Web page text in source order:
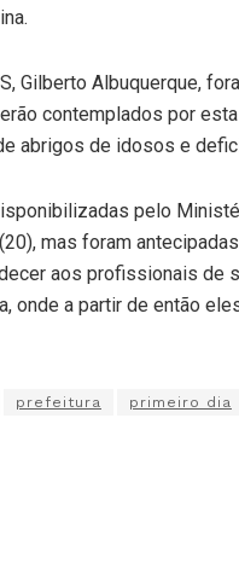
Gilberto Albuquerque,
contemplados por
abrigos de idosos e
pelo
mas foram
aos profissionais de
onde a partir de então
prefeitura primeiro dia